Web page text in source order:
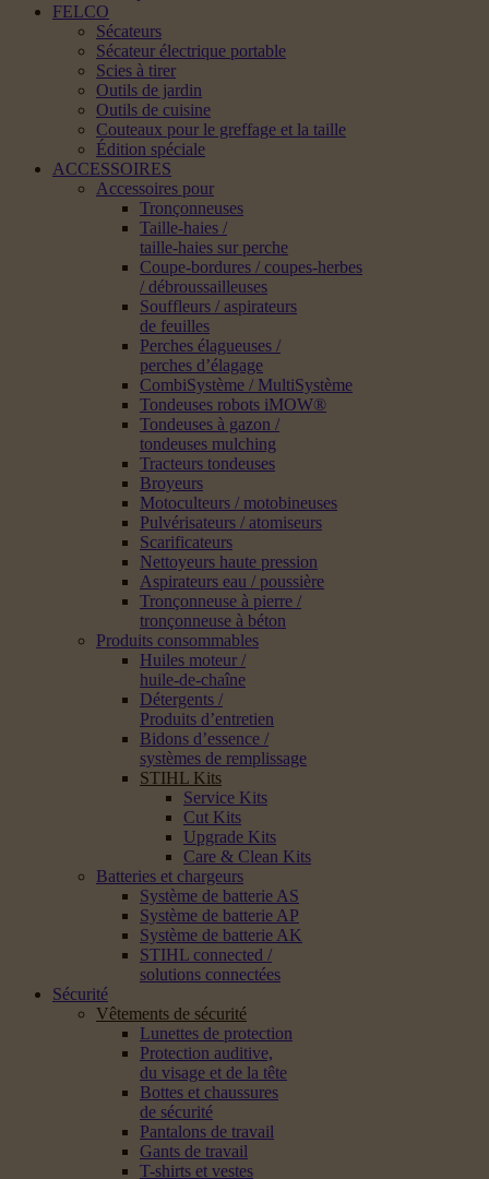
FELCO
Sécateurs
Sécateur électrique portable
Scies à tirer
Outils de jardin
Outils de cuisine
Couteaux pour le greffage et la taille
Édition spéciale
ACCESSOIRES
Accessoires pour
Tronçonneuses
Taille-haies /
taille-haies sur perche
Coupe-bordures / coupes-herbes
/ débroussailleuses
Souffleurs / aspirateurs
de feuilles
Perches élagueuses /
perches d’élagage
CombiSystème / MultiSystème
Tondeuses robots iMOW®
Tondeuses à gazon /
tondeuses mulching
Tracteurs tondeuses
Broyeurs
Motoculteurs / motobineuses
Pulvérisateurs / atomiseurs
Scarificateurs
Nettoyeurs haute pression
Aspirateurs eau / poussière
Tronçonneuse à pierre /
tronçonneuse à béton
Produits consommables
Huiles moteur /
huile-de-chaîne
Détergents /
Produits d’entretien
Bidons d’essence /
systèmes de remplissage
STIHL Kits
Service Kits
Cut Kits
Upgrade Kits
Care & Clean Kits
Batteries et chargeurs
Système de batterie AS
Système de batterie AP
Système de batterie AK
STIHL connected /
solutions connectées
Sécurité
Vêtements de sécurité
Lunettes de protection
Protection auditive,
du visage et de la tête
Bottes et chaussures
de sécurité
Pantalons de travail
Gants de travail
T-shirts et vestes